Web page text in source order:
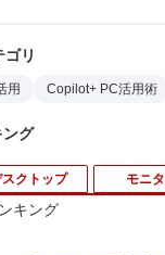
リ
用 Copilot+ PC活用術
グ
キング
スクトップ モニ